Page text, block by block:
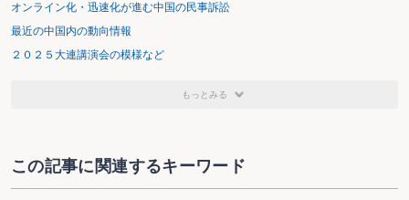
オンライン化・迅速化が進む中国の民事訴訟
最近の中国内の動向情報
２０２５大連講演会の模様など
もっとみる
この記事に関連するキーワード